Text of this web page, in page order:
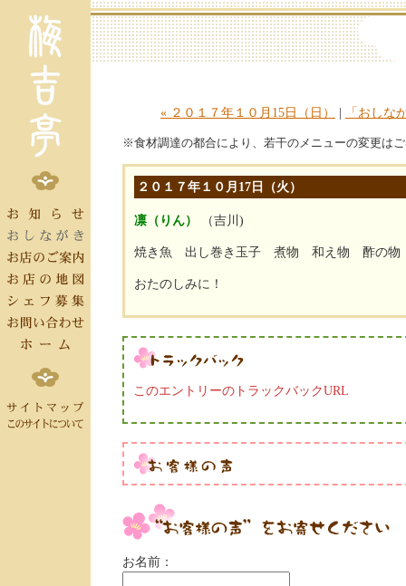
« ２０１７年１０月15日（日） | 「おしな
※食材調達の都合により、若干のメニューの変更は
２０１７年１０月17日（火）
凛（りん） （吉川)
焼き魚 出し巻き玉子 煮物 和え物 酢の
おたのしみに！
このエントリーのトラックバックURL
お名前：